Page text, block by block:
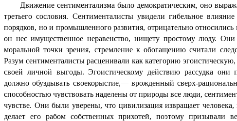
Движение сентиментализма было демократическим, оно
третьего сословия. Сентименталисты увидели гибельное
порядков, но и промышленного развития, отрицательно относились
он нес имущественное неравенство, нищету простому люду.
моральной точки зрения, стремление к обогащению считали
Разум сентименталисты расценивали как категорию
своей личной выгоды. Эгоистическому действию рассудка они
должно обуздывать своекорыстие,— врожденный сверх-
способностью чувствовать наделены от природы все люди,
чувстве. Они были уверены, что цивилизация извращает
делает его рабом собственных прихотей, поэтому призывали